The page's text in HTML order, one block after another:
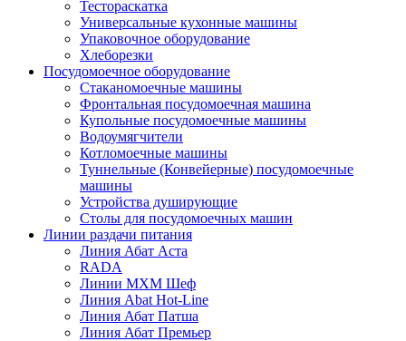
Тестораскатка
Универсальные кухонные машины
Упаковочное оборудование
Хлеборезки
Посудомоечное оборудование
Стаканомоечные машины
Фронтальная посудомоечная машина
Купольные посудомоечные машины
Водоумягчители
Котломоечные машины
Туннельные (Конвейерные) посудомоечные
машины
Устройства душирующие
Столы для посудомоечных машин
Линии раздачи питания
Линия Абат Аста
RADA
Линии МХМ Шеф
Линия Abat Hot-Line
Линия Абат Патша
Линия Абат Премьер